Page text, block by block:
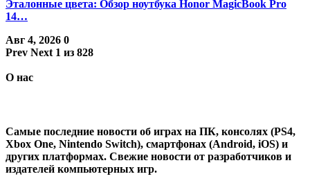
Эталонные цвета: Обзор ноутбука Honor MagicBook Pro
14…
Авг 4, 2026 0
Prev Next 1 из 828
О нас
Самые последние новости об играх на ПК, консолях (PS4,
Xbox One, Nintendo Switch), смартфонах (Android, iOS) и
других платформах. Свежие новости от разработчиков и
издателей компьютерных игр.